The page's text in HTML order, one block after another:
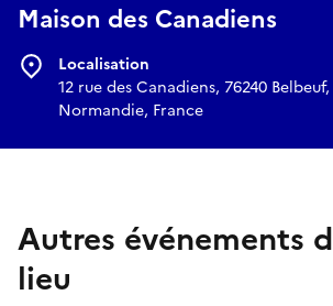
Maison des Canadiens
Localisation
12 rue des Canadiens, 76240
Normandie, France
Autres événements
lieu